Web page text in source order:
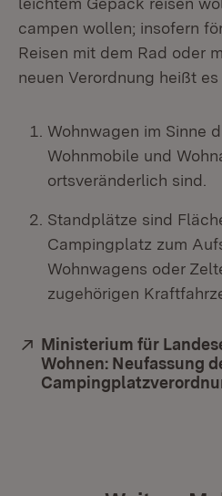
campen wollen; insofern
Reisen mit dem Rad oder
neuen Verordnung heißt
Wohnwagen im Sinne
Wohnmobile und
ortsveränderlich sind.
Standplätze sind
Campingplatz zum
Wohnwagens oder
zugehörigen
Extern:
Ministerium für
Wohnen: Neufassung